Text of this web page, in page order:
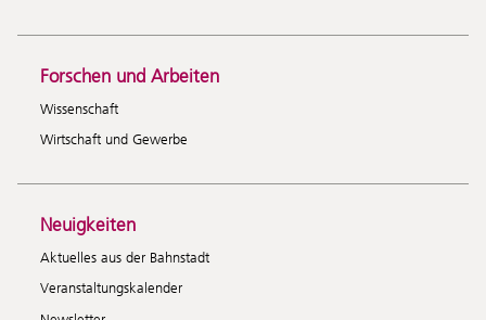
Forschen und Arbeiten
Wissenschaft
Wirtschaft und Gewerbe
Neuigkeiten
Aktuelles aus der Bahnstadt
Veranstaltungskalender